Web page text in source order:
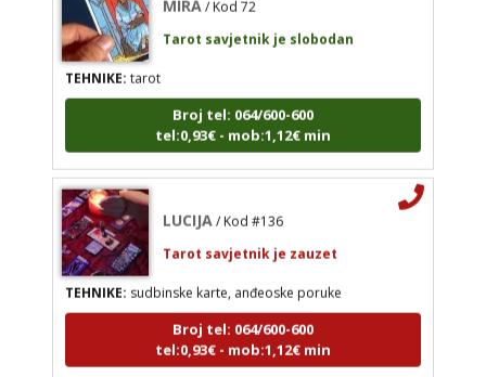
tel:0,93€ - mob:1,12€ min
TEHNIKE:tarot
Broj tel: 064/600-600
tel:0,93€ - mob:1,12€ min
TEHNIKE:sudbinske karte, anđeoske poruke
Broj tel: 064/600-600
tel:0,93€ - mob:1,12€ min